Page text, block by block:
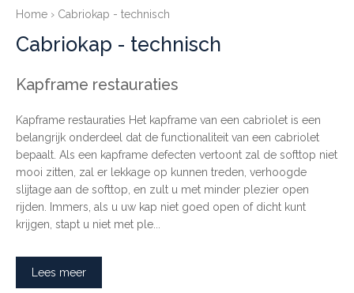
Home › Cabriokap - technisch
Cabriokap - technisch
Kapframe restauraties
Kapframe restauraties Het kapframe van een cabriolet is een
belangrijk onderdeel dat de functionaliteit van een cabriolet
bepaalt. Als een kapframe defecten vertoont zal de softtop niet
mooi zitten, zal er lekkage op kunnen treden, verhoogde
slijtage aan de softtop, en zult u met minder plezier open
rijden. Immers, als u uw kap niet goed open of dicht kunt
krijgen, stapt u niet met ple...
Lees meer